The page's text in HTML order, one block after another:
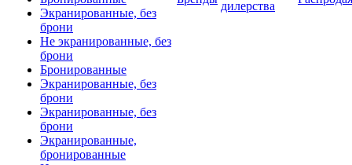
Экранированные, без
брони
Не экранированные, без
брони
Бронированные
Экранированные, без
брони
Экранированные, без
брони
Экранированные,
бронированные
дилерства